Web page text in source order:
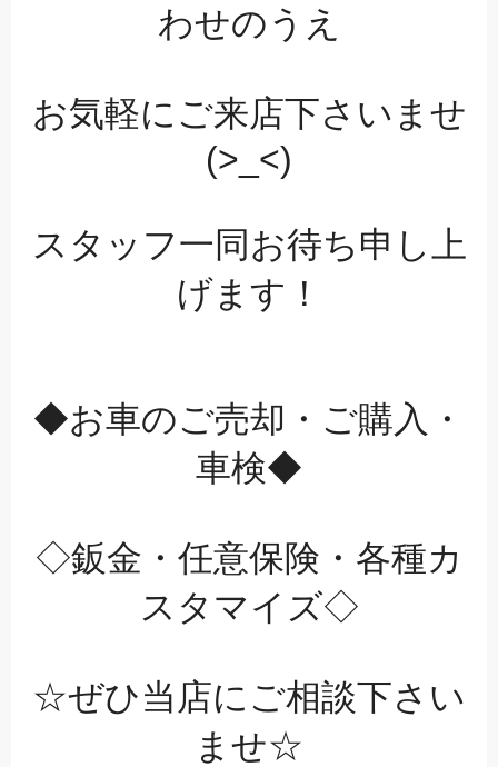
わせのうえ
お気軽にご来店下さいませ
(>_<)
スタッフ一同お待ち申し上
げます！
◆お車のご売却・ご購入・
車検◆
◇鈑金・任意保険・各種カ
スタマイズ◇
☆ぜひ当店にご相談下さい
ませ☆